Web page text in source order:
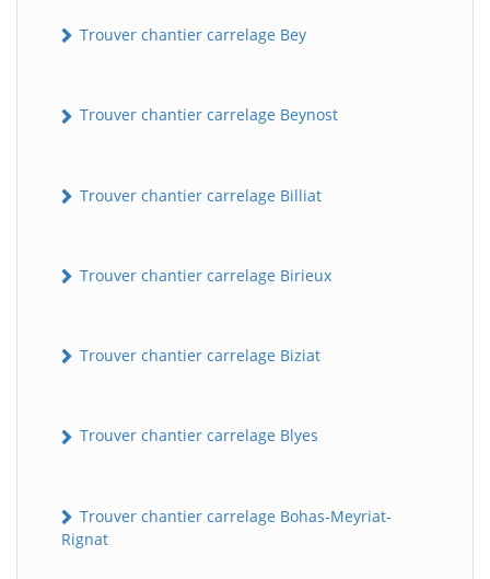
Trouver chantier carrelage Bey
Trouver chantier carrelage Beynost
Trouver chantier carrelage Billiat
Trouver chantier carrelage Birieux
Trouver chantier carrelage Biziat
Trouver chantier carrelage Blyes
Trouver chantier carrelage Bohas-Meyriat-
Rignat